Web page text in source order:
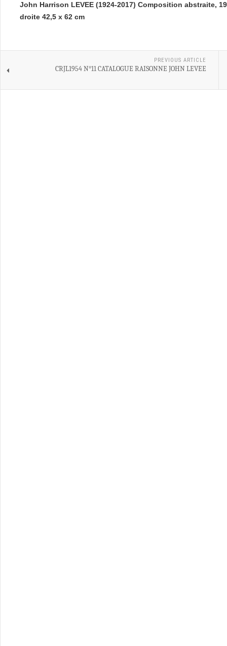
John Harrison LEVEE (1924-2017) Composition abstraite,
droite 42,5 x 62 cm
PREVIOUS ARTICLE
CRJL1954 N°11 CATALOGUE RAISONNE JOHN LEVEE